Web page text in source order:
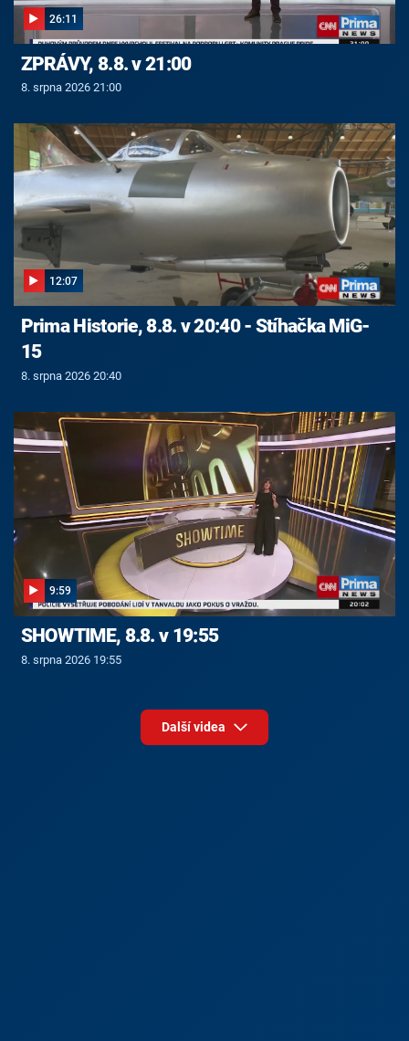
26:11
ZPRÁVY, 8.8. v 21:00
8. srpna 2026 21:00
12:07
Prima Historie, 8.8. v 20:40 - Stíhačka MiG-
15
8. srpna 2026 20:40
9:59
SHOWTIME, 8.8. v 19:55
8. srpna 2026 19:55
Další videa